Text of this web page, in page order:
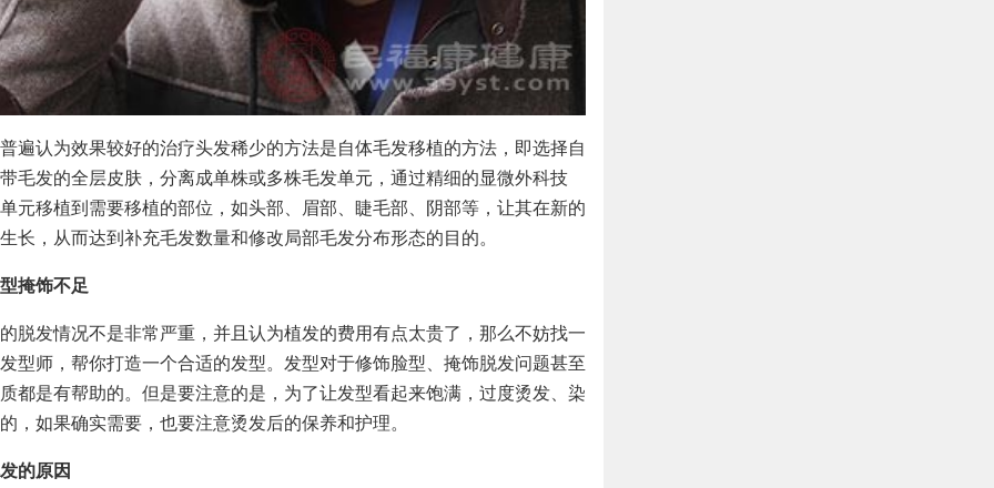
遍认为效果较好的治疗头发稀少的方法是自体毛发移植的方法，即选择自
毛发的全层皮肤，分离成单株或多株毛发单元，通过精细的显微外科技
元移植到需要移植的部位，如头部、眉部、睫毛部、阴部等，让其在新的
长，从而达到补充毛发数量和修改局部毛发分布形态的目的。
掩饰不足
脱发情况不是非常严重，并且认为植发的费用有点太贵了，那么不妨找一
型师，帮你打造一个合适的发型。发型对于修饰脸型、掩饰脱发问题甚至
都是有帮助的。但是要注意的是，为了让发型看起来饱满，过度烫发、染
，如果确实需要，也要注意烫发后的保养和护理。
的原因